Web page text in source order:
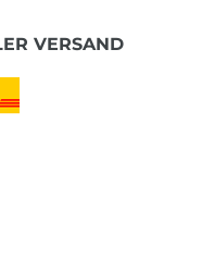
VERSAND